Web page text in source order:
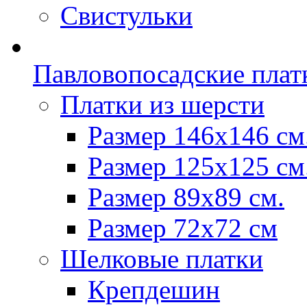
Свистульки
Павловопосадские
Платки из шерсти
Размер 146х146
Размер 125х125
Размер 89х89 см.
Размер 72x72 см
Шелковые платки
Крепдешин